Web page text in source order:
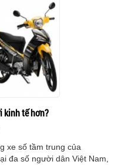
kinh tế hơn?
xe số tầm trung của
đa số người dân Việt Nam,